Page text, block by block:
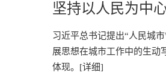
坚持以人民为中
习近平总书记提出“人民城
展思想在城市工作中的生动
体现。 [详细]